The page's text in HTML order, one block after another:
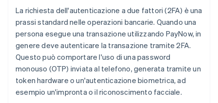
La richiesta dell'autenticazione a due fattori (2FA) è una
prassi standard nelle operazioni bancarie. Quando una
persona esegue una transazione utilizzando PayNow, in
genere deve autenticare la transazione tramite 2FA.
Questo può comportare l'uso di una password
monouso (OTP) inviata al telefono, generata tramite un
token hardware o un'autenticazione biometrica, ad
esempio un'impronta o il riconoscimento facciale.